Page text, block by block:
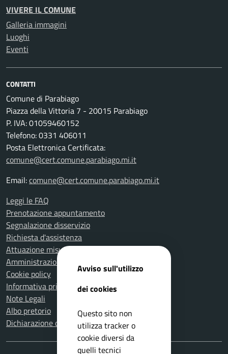
VIVERE IL COMUNE
Galleria immagini
Luoghi
Eventi
CONTATTI
Comune di Parabiago
Piazza della Vittoria 7 - 20015 Parabiago
P. IVA: 01059460152
Telefono: 0331 406011
Posta Elettronica Certificata:
comune@cert.comune.parabiago.mi.it
Email:comune@cert.comune.parabiago.mi.it
Leggi le FAQ
Prenotazione appuntamento
Segnalazione disservizio
Richiesta d'assistenza
Attuazione misure PNRR
Amministrazione trasparente
Cookie policy
Informativa privacy
Note Legali
Albo pretorio
Dichiarazione di accessibilità
Avviso sull'utilizzo
dei cookies
Questo sito non
utilizza tracker o
cookie diversi da
quelli tecnici